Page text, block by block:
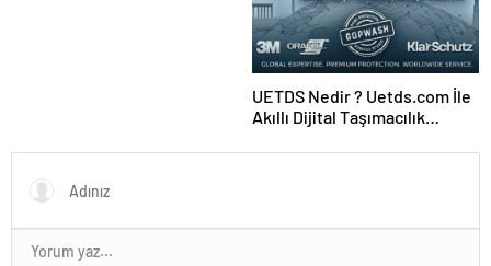
UETDS Nedir ? Uetds.com İle
Akıllı Dijital Taşımacılık